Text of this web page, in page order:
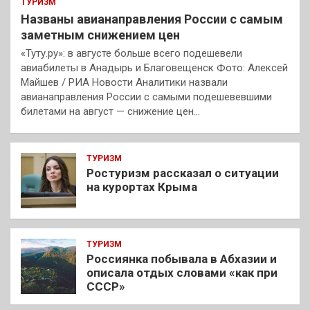
Названы авианаправления России с самым
заметным снижением цен
«Туту.ру»: в августе больше всего подешевели
авиабилеты в Анадырь и Благовещенск Фото: Алексей
Майшев / РИА Новости Аналитики назвали
авианаправления России с самыми подешевевшими
билетами на август — снижение цен…
ТУРИЗМ
Ростуризм рассказал о ситуации
на курортах Крыма
ТУРИЗМ
Россиянка побывала в Абхазии и
описала отдых словами «как при
СССР»